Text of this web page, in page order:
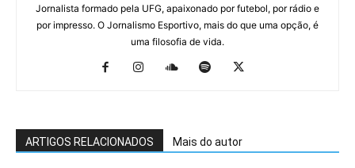
Jornalista formado pela UFG, apaixonado por futebol, por rádio e
por impresso. O Jornalismo Esportivo, mais do que uma opção, é
uma filosofia de vida.
ARTIGOS RELACIONADOS Mais do autor